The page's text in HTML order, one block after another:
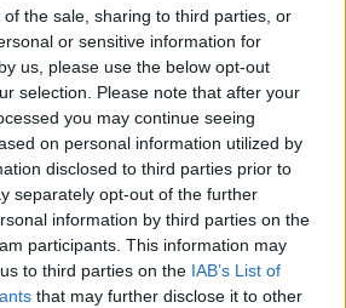
the sale, sharing to third parties, or
or sensitive information for
us, please use the below opt-out
selection. Please note that after your
you may continue seeing
on personal information utilized by
disclosed to third parties prior to
separately opt-out of the further
information by third parties on the
participants. This information may
to third parties on the IAB’s List of
that may further disclose it to other
το ΕΘΝΟΣ στη Google
ένας άνθρωπος από τη
τηςΓαύδου τα
Σαββάτου (14/12), μετά από
στην οποία επέβαιναν